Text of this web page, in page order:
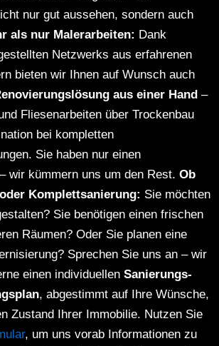
nur gut aussehen, sondern auch
als nur Malerarbeiten: Dank
Netzwerks aus erfahrenen
bieten wir Ihnen auf Wunsch auch
aus einer Hand –
Fliesenarbeiten über Trockenbau
bei kompletten
Sie haben nur einen
wir kümmern uns um den Rest. Ob
Komplettsanierung: Sie möchten
Sie benötigen einen frischen
Räumen? Oder Sie planen eine
Sprechen Sie uns an – wir
einen individuellen Sanierungs-
, abgestimmt auf Ihre Wünsche,
Zustand Ihrer Immobilie. Nutzen Sie
, um uns vorab Informationen zu